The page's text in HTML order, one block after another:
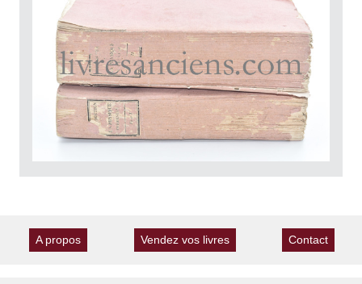
A propos Vendez vos livres Contact